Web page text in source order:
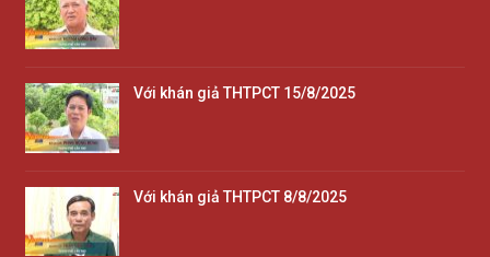
Với khán giả THTPCT 15/8/2025
Với khán giả THTPCT 8/8/2025